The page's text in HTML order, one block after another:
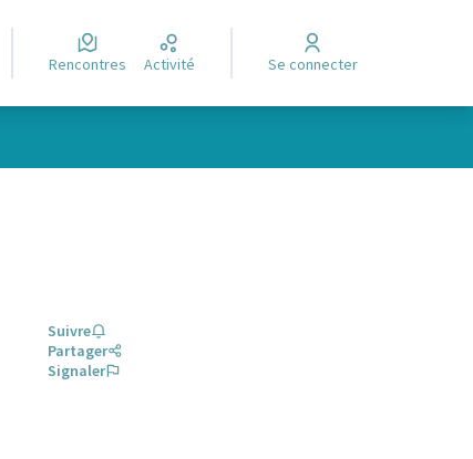
Rencontres Activité Se connecter
Suivre
Partager
Signaler